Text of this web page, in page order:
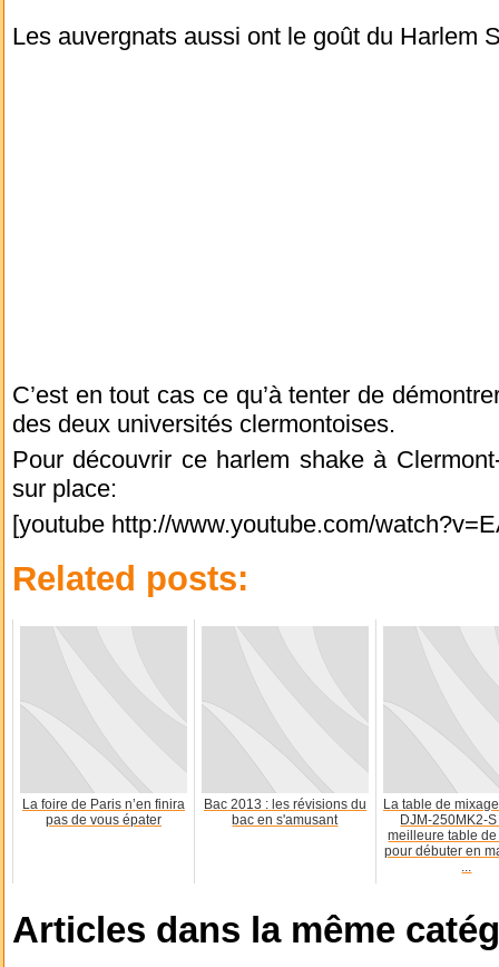
Les auvergnats aussi ont le goût du Harlem
C’est en tout cas ce qu’à tenter de
des deux universités clermontoises.
Pour découvrir ce harlem shake à
sur place:
[youtube http://www.youtube.com/
Related posts:
La foire de Paris n’en finira
pas de vous épater
Bac 2013 : les révisions du
bac en s'amusant
La table de
DJM-250MK2-
meilleure table
pour débuter en
...
Articles dans la même